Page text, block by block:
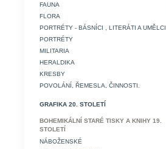
FAUNA
FLORA
PORTRÉTY - BÁSNÍCI , LITERÁTI A UMĚLCI
PORTRÉTY
MILITARIA
HERALDIKA
KRESBY
POVOLÁNÍ, ŘEMESLA, ČINNOSTI.
GRAFIKA 20. STOLETÍ
BOHEMIKÁLNÍ STARÉ TISKY A KNIHY 19.
STOLETÍ
NÁBOŽENSKÉ